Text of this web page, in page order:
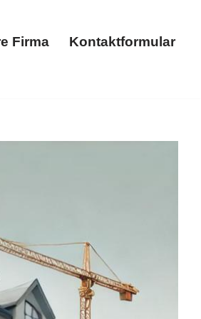
Firma Kontaktformular
➡️ HausmeisterService25, Ihr